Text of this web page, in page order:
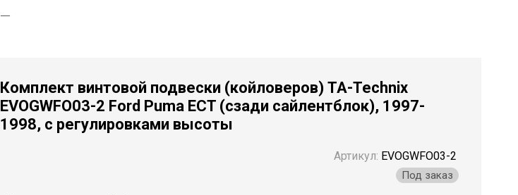
Комплект винтовой подвески (койловеров) TA-Technix
EVOGWFO03-2 Ford Puma ECT (сзади сайлентблок), 1997-
1998, с регулировками высоты
Артикул: EVOGWFO03-2
Под заказ